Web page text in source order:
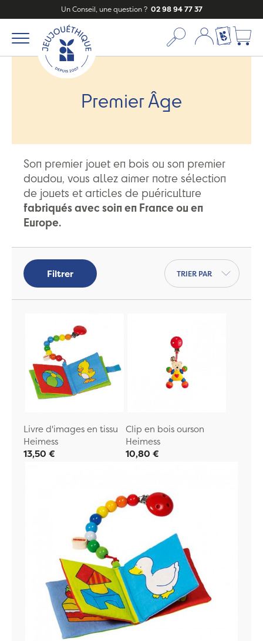
Un Conseil, une question ? 02 98 94 77 37
Mon compte
Ma liste
Premier Âge
Son premier jouet en bois ou son premier
doudou, vous allez aimer notre sélection
de jouets et articles de puériculture
fabriqués avec soin en France ou en
Europe.
Filtrer
Trier par
Livre d'images en tissu
Heimess
13,50 €
Clip en bois ourson
Heimess
10,80 €